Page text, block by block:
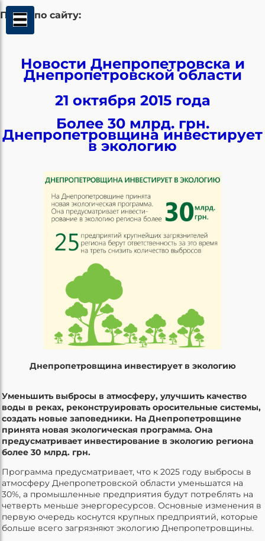
Поиск по сайту:
Новости Днепропетровска и
Днепропетровской области
21 октября 2015 года
Более 30 млрд. грн.
Днепропетровщина инвестирует
в экологию
Днепропетровщина инвестирует в экологию
Уменьшить выбросы в атмосферу, улучшить качество
воды в реках, реконструировать оросительные системы,
создать новые заповедники. На Днепропетровщине
принята новая экологическая программа. Она
предусматривает инвестирование в экологию региона
более 30 млрд. грн.
Программа предусматривает, что к 2025 году выбросы в
атмосферу Днепропетровской области уменьшатся на
30%, а промышленные предприятия будут потреблять на
четверть меньше энергоресурсов. Основные изменения в
первую очередь коснутся крупных предприятий, которые
больше всего загрязняют экологию Днепропетровщины.